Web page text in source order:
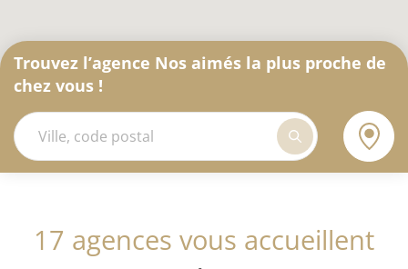
Trouvez l’agence Nos aimés la plus proche de
chez vous !
17 agences vous accueillent